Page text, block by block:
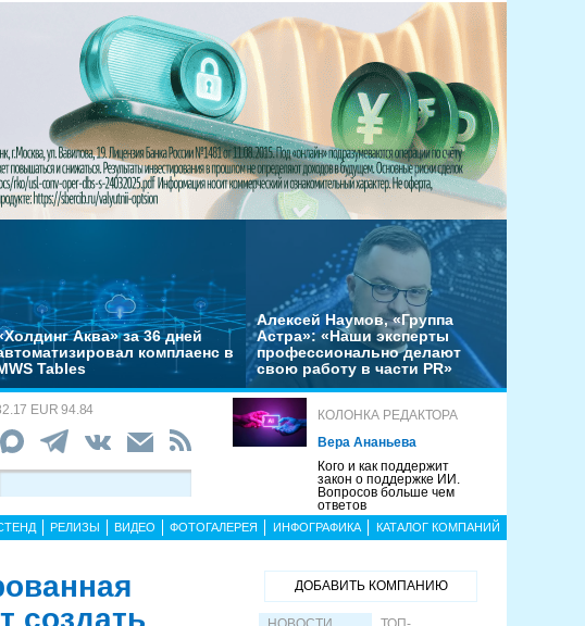
Аква» за 36 дней
комплаенс в
Tables
Алексей Наумов, «Группа
Астра»: «Наши эксперты
профессионально делают
свою работу в части PR»
EUR 94.84
КОЛОНКА РЕДАКТОРА
Вера Ананьева
Кого и как поддержит
закон о поддержке ИИ.
Вопросов больше чем
ответов
РЕЛИЗЫ ВИДЕО ФОТОГАЛЕРЕЯ ИНФОГРАФИКА КАТАЛОГ КОМПАНИЙ
создать
ДОБАВИТЬ КОМПАНИЮ